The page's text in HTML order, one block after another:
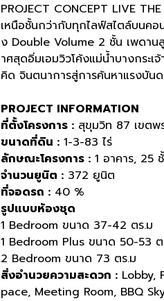
PROJECT CONCEPT LIVE
เหนือชั้นกว่ากับทุกไลฟ์สไตล์บนคอ
ง Double Volume 2 ชั้น เพดา
าศสุดอิ่มเอมวิวโค้งแม่น้ำบางกระ
คิด จินตนาการสู่การค้นหาแรงบันด
PROJECT INFORMATION
ที่ตั้งโครงการ : สุขุมวิท 87 เขตพ
ขนาดที่ดิน : 1-3-83 ไร่
ลักษณะโครงการ : 1 อาคาร, 25
จำนวนยูนิต : 372 ยูนิต
ที่จอดรถ : 40 %
รูปแบบห้องชุด
1 Bedroom ขนาด 37-42 ตร.ม
1 Bedroom Plus ขนาด 50-53 ต
2 Bedroom ขนาด 73 ตร.ม
สิ่งอำนวยความสะดวก : Lobby,
pace, Meeting Room, BBQ